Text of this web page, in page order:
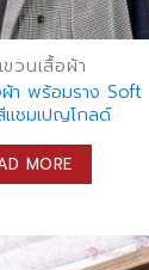
วนเสื้อผ้า
ผ้า พร้อมราง Soft
ชมเปญโกลด์
MORE